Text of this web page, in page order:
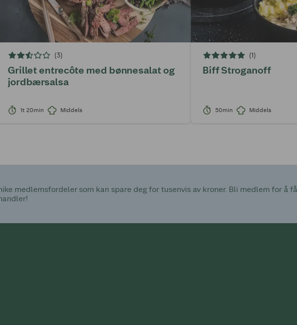
(3)
Grillet entrecôte med bønnesalat og
jordbærsalsa
1t 20min Middels
(1)
Biff Stroganoff
50min Middels
medlemsfordeler som kan spare deg for tusenvis av kroner. Bli medlem for å få